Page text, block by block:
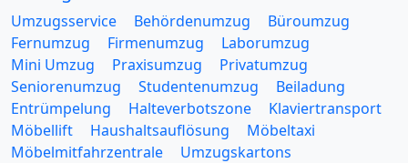
Umzugsservice Behördenumzug
Büroumzug
Fernumzug
Firmenumzug
Laborumzug
Mini Umzug
Praxisumzug
Privatumzug
Seniorenumzug
Studentenumzug
Beiladung
Entrümpelung
Halteverbotszone
Klaviertransport
Möbellift
Haushaltsauflösung
Möbeltaxi
Möbelmitfahrzentrale
Umzugskartons